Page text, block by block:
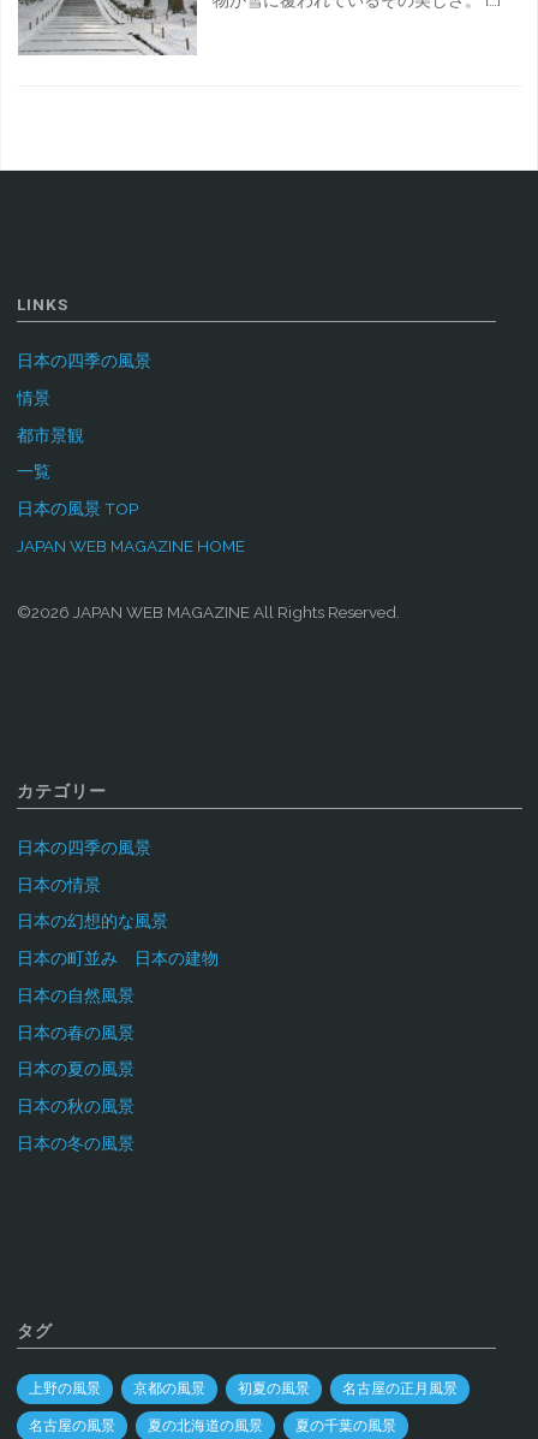
LINKS
日本の四季の風景
情景
都市景観
一覧
日本の風景 TOP
JAPAN WEB MAGAZINE HOME
©2026 JAPAN WEB MAGAZINE All Rights Reserved.
カテゴリー
日本の四季の風景
日本の情景
日本の幻想的な風景
日本の町並み 日本の建物
日本の自然風景
日本の春の風景
日本の夏の風景
日本の秋の風景
日本の冬の風景
タグ
上野の風景 京都の風景 初夏の風景 名古屋の正月風景
名古屋の風景 夏の北海道の風景 夏の千葉の風景